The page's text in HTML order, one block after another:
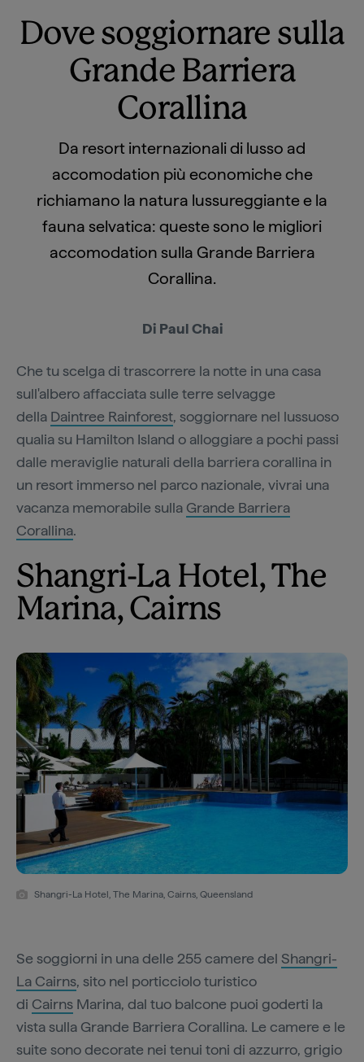
Dove soggiornare sulla
Grande Barriera
Corallina
Da resort internazionali di lusso ad
accomodation più economiche che
richiamano la natura lussureggiante e la
fauna selvatica: queste sono le migliori
accomodation sulla Grande Barriera
Corallina.
Di Paul Chai
Che tu scelga di trascorrere la notte in una casa
sull'albero affacciata sulle terre selvagge
della Daintree Rainforest, soggiornare nel lussuoso
qualia su Hamilton Island o alloggiare a pochi passi
dalle meraviglie naturali della barriera corallina in
un resort immerso nel parco nazionale, vivrai una
vacanza memorabile sulla Grande Barriera
Corallina.
Shangri-La Hotel, The
Marina, Cairns
Shangri-La Hotel, The Marina, Cairns, Queensland
Se soggiorni in una delle 255 camere del Shangri-
La Cairns, sito nel porticciolo turistico
di Cairns Marina, dal tuo balcone puoi goderti la
vista sulla Grande Barriera Corallina. Le camere e le
suite sono decorate nei tenui toni di azzurro, grigio